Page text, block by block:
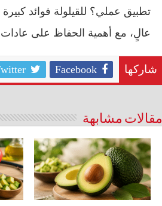
تطبيق عملي؟ للقيلولة فوائد
عالٍ، مع أهمية الحفاظ على عادات
شاركها Facebook
مقالات مشابهة